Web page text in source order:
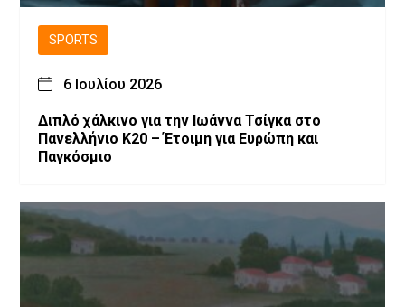
SPORTS
6 Ιουλίου 2026
Διπλό χάλκινο για την Ιωάννα Τσίγκα στο
Πανελλήνιο Κ20 – Έτοιμη για Ευρώπη και
Παγκόσμιο